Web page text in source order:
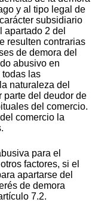
y al tipo legal de
subsidiario
apartado 2 del
resulten contrarias
de demora del
abusivo en
todas las
naturaleza del
parte del deudor de
del comercio.
comercio la
para el
factores, si el
apartarse del
de demora
7.2.